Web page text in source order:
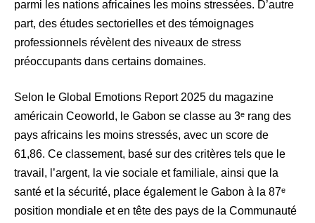
parmi les nations africaines les moins stressées. D’autre
part, des études sectorielles et des témoignages
professionnels révèlent des niveaux de stress
préoccupants dans certains domaines.
Selon le Global Emotions Report 2025 du magazine
américain Ceoworld, le Gabon se classe au 3ᵉ rang des
pays africains les moins stressés, avec un score de
61,86. Ce classement, basé sur des critères tels que le
travail, l’argent, la vie sociale et familiale, ainsi que la
santé et la sécurité, place également le Gabon à la 87ᵉ
position mondiale et en tête des pays de la Communauté